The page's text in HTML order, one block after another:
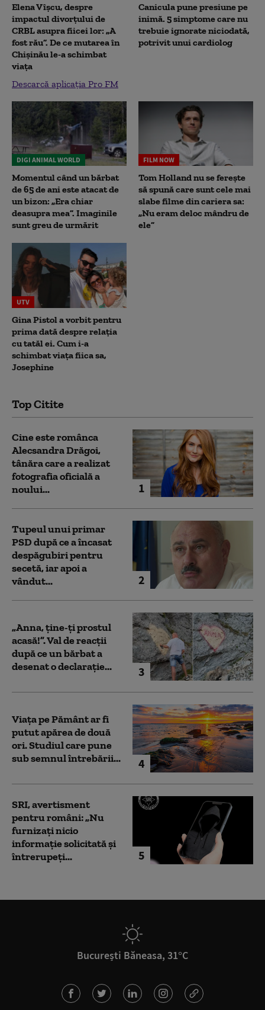
Elena Vîșcu, despre
impactul divorțului de
CRBL asupra fiicei lor: „A
fost rău”. De ce mutarea în
Chișinău le-a schimbat
viața
Descarcă aplicația Pro FM
Canicula pune presiune pe
inimă. 5 simptome care nu
trebuie ignorate niciodată,
potrivit unui cardiolog
DIGI ANIMAL WORLD
Momentul când un bărbat
de 65 de ani este atacat de
un bizon: „Era chiar
deasupra mea”. Imaginile
sunt greu de urmărit
FILM NOW
Tom Holland nu se ferește
să spună care sunt cele mai
slabe filme din cariera sa:
„Nu eram deloc mândru de
ele”
UTV
Gina Pistol a vorbit pentru
prima dată despre relația
cu tatăl ei. Cum i-a
schimbat viața fiica sa,
Josephine
Top Citite
1
Cine este românca
Alecsandra Drăgoi,
tânăra care a realizat
fotografia oficială a
noului...
2
Tupeul unui primar
PSD după ce a încasat
despăgubiri pentru
secetă, iar apoi a
vândut...
3
„Anna, ţine-ţi prostul
acasă!”. Val de reacții
după ce un bărbat a
desenat o declarație...
4
Viața pe Pământ ar fi
putut apărea de două
ori. Studiul care pune
sub semnul întrebării...
5
SRI, avertisment
pentru români: „Nu
furnizați nicio
informație solicitată și
întrerupeți...
București Băneasa, 31°C